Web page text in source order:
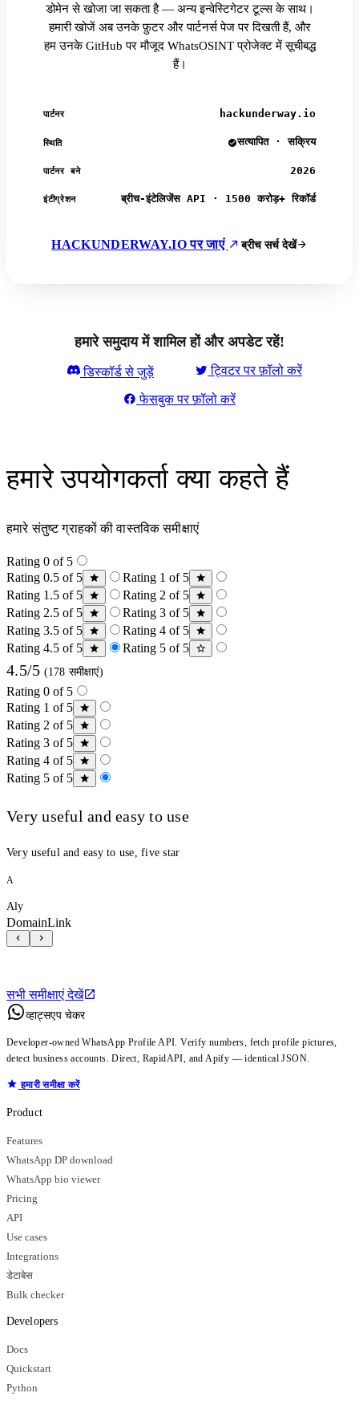
डोमेन से खोजा जा सकता है — अन्य इन्वेस्टिगेटर टूल्स के साथ।
हमारी खोजें अब उनके फ़ुटर और पार्टनर्स पेज पर दिखती हैं, और
हम उनके GitHub पर मौजूद WhatsOSINT प्रोजेक्ट में सूचीबद्ध
हैं।
पार्टनर hackunderway.io
स्थिति सत्यापित · सक्रिय
पार्टनर बने 2026
इंटीग्रेशन ब्रीच-इंटेलिजेंस API · 1500 करोड़+ रिकॉर्ड
HACKUNDERWAY.IO पर जाएं ब्रीच सर्च देखें
हमारे समुदाय में शामिल हों और अपडेट रहें!
डिस्कॉर्ड से जुड़ें ट्विटर पर फ़ॉलो करें
फेसबुक पर फ़ॉलो करें
हमारे उपयोगकर्ता क्या कहते हैं
हमारे संतुष्ट ग्राहकों की वास्तविक समीक्षाएं
Rating 0 of 5
Rating 0.5 of 5
Rating 1 of 5
Rating 1.5 of 5
Rating 2 of 5
Rating 2.5 of 5
Rating 3 of 5
Rating 3.5 of 5
Rating 4 of 5
Rating 4.5 of 5
Rating 5 of 5
4.5/5 (178 समीक्षाएं)
Rating 0 of 5
Rating 1 of 5
Rating 2 of 5
Rating 3 of 5
Rating 4 of 5
Rating 5 of 5
Very useful and easy to use
Very useful and easy to use, five star
A
Aly
DomainLink
सभी समीक्षाएं देखें
व्हाट्सएप चेकर
Developer-owned WhatsApp Profile API. Verify numbers, fetch profile pictures,
detect business accounts. Direct, RapidAPI, and Apify — identical JSON.
हमारी समीक्षा करें
Product
Features
WhatsApp DP download
WhatsApp bio viewer
Pricing
API
Use cases
Integrations
डेटाबेस
Bulk checker
Developers
Docs
Quickstart
Python